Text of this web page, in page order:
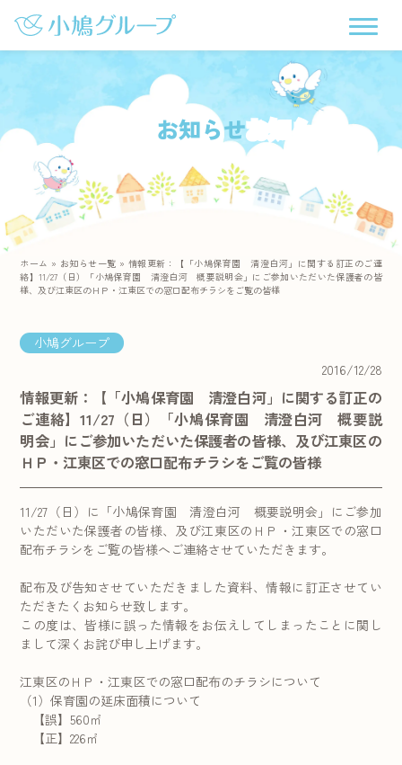
お知らせ
ホーム » お知らせ一覧 » 情報更新：【「小鳩保育園 清澄白河」に関する訂正のご連
絡】11/27（日）「小鳩保育園 清澄白河 概要説明会」にご参加いただいた保護者の皆
様、及び江東区のＨＰ・江東区での窓口配布チラシをご覧の皆様
小鳩グループ
2016/12/28
情報更新：【「小鳩保育園 清澄白河」に関する訂正の
ご連絡】11/27（日）「小鳩保育園 清澄白河 概要説
明会」にご参加いただいた保護者の皆様、及び江東区の
ＨＰ・江東区での窓口配布チラシをご覧の皆様
11/27（日）に「小鳩保育園 清澄白河 概要説明会」にご参加
いただいた保護者の皆様、及び江東区のＨＰ・江東区での窓口
配布チラシをご覧の皆様へご連絡させていただきます。
配布及び告知させていただきました資料、情報に訂正させてい
ただきたくお知らせ致します。
この度は、皆様に誤った情報をお伝えしてしまったことに関し
まして深くお詫び申し上げます。
江東区のＨＰ・江東区での窓口配布のチラシについて
（1）保育園の延床面積について
【誤】560㎡
【正】226㎡